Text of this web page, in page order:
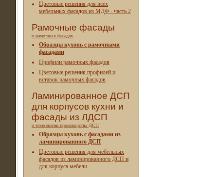
Цветовые решения для всех
мебельных фасадов из МДФ - часть 2
Рамочные фасады
о рамочных фасадах
Образцы кухонь с рамочными
фасадами
Профили рамочных фасадов
Цветовые решения профилей и
вставок рамочных фасадов
Ламинированное ДСП
для корпусов кухни и
фасады из ЛДСП
о технологии производства ДСП
Образцы кухонь с фасадами из
ламинированного ДСП
Цветовые решения для мебельных
фасадов из ламинированного ДСП и
для корпуса мебели